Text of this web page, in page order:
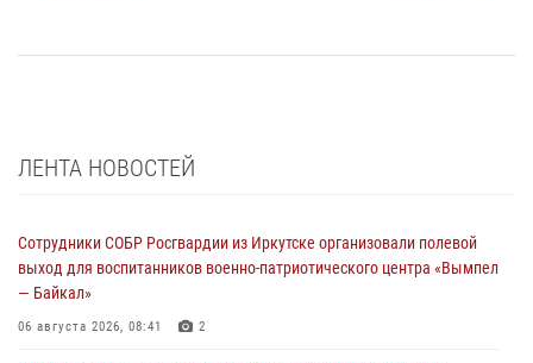
ЛЕНТА НОВОСТЕЙ
Сотрудники СОБР Росгвардии из Иркутске организовали полевой
выход для воспитанников военно-патриотического центра «Вымпел
— Байкал»
06 августа 2026, 08:41 2